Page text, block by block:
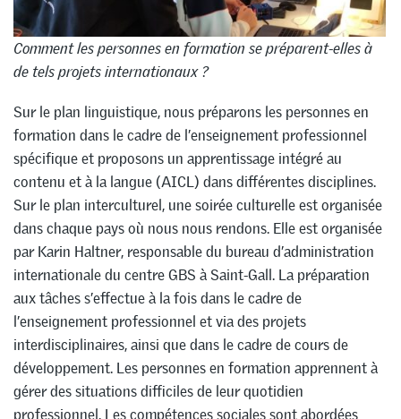
Comment les personnes en formation se préparent-elles à
de tels projets internationaux ?
Sur le plan linguistique, nous préparons les personnes en
formation dans le cadre de l’enseignement professionnel
spécifique et proposons un apprentissage intégré au
contenu et à la langue (AICL) dans différentes disciplines.
Sur le plan interculturel, une soirée culturelle est organisée
dans chaque pays où nous nous rendons. Elle est organisée
par Karin Haltner, responsable du bureau d’administration
internationale du centre GBS à Saint-Gall. La préparation
aux tâches s’effectue à la fois dans le cadre de
l’enseignement professionnel et via des projets
interdisciplinaires, ainsi que dans le cadre de cours de
développement. Les personnes en formation apprennent à
gérer des situations difficiles de leur quotidien
professionnel. Les compétences sociales sont abordées